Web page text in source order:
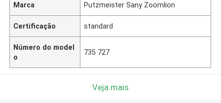
Marca Putzmeister Sany Zoomlion
Certificação standard
Número do model
o
735 727
Veja mais